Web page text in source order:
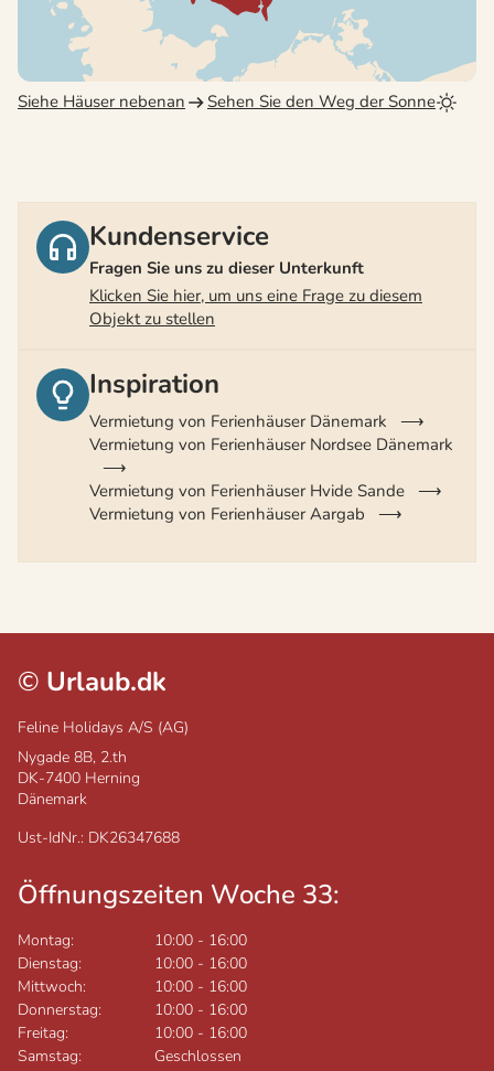
Siehe Häuser nebenan Sehen Sie den Weg der Sonne
Kundenservice
Fragen Sie uns zu dieser Unterkunft
Klicken Sie hier, um uns eine Frage zu diesem
Objekt zu stellen
Inspiration
Vermietung von Ferienhäuser Dänemark
Vermietung von Ferienhäuser Nordsee Dänemark
Vermietung von Ferienhäuser Hvide Sande
Vermietung von Ferienhäuser Aargab
© Urlaub.dk
Feline Holidays A/S (AG)
Nygade 8B, 2.th
DK-7400 Herning
Dänemark
Ust-IdNr.: DK26347688
Öffnungszeiten Woche 33:
Montag: 10:00 - 16:00
Dienstag:
10:00 - 16:00
Mittwoch:
10:00 - 16:00
Donnerstag:
10:00 - 16:00
Freitag:
10:00 - 16:00
Samstag:
Geschlossen